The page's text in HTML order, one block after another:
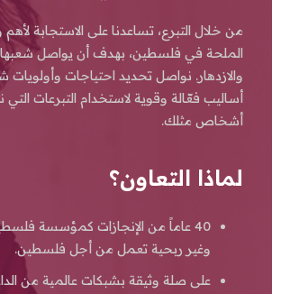
من خلال التبرع، تساعدنا على الاستجابة لأهم
الملحة في فلسطين، بهدف أن يواصل
والازدهار. نواصل تحديد احتياجات وأولويات
أساليب فعّالة وقوية لاستخدام التبرعات التي
أشخاص مثلك.
لماذا التعاون؟
40 عاماً من الإنجازات كمؤسسة
وغير ربحية تعمل من أجل فلسطين.
على صلة وثيقة بشبكات عالمية من